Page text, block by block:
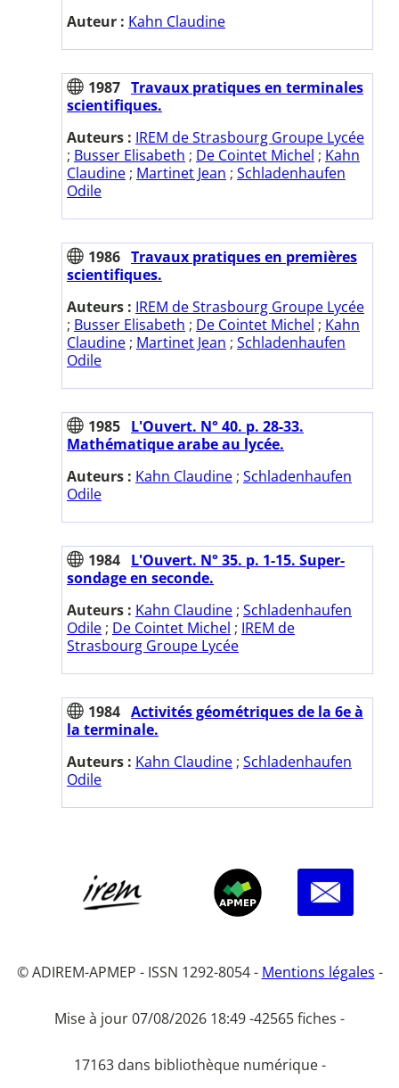
Auteur : Kahn Claudine
1987 Travaux pratiques en terminales
scientifiques.
Auteurs : IREM de Strasbourg Groupe Lycée
; Busser Elisabeth ; De Cointet Michel ; Kahn
Claudine ; Martinet Jean ; Schladenhaufen
Odile
1986 Travaux pratiques en premières
scientifiques.
Auteurs : IREM de Strasbourg Groupe Lycée
; Busser Elisabeth ; De Cointet Michel ; Kahn
Claudine ; Martinet Jean ; Schladenhaufen
Odile
1985 L'Ouvert. N° 40. p. 28-33.
Mathématique arabe au lycée.
Auteurs : Kahn Claudine ; Schladenhaufen
Odile
1984 L'Ouvert. N° 35. p. 1-15. Super-
sondage en seconde.
Auteurs : Kahn Claudine ; Schladenhaufen
Odile ; De Cointet Michel ; IREM de
Strasbourg Groupe Lycée
1984 Activités géométriques de la 6e à
la terminale.
Auteurs : Kahn Claudine ; Schladenhaufen
Odile
© ADIREM-APMEP - ISSN 1292-8054 - Mentions légales -
Mise à jour 07/08/2026 18:49 -42565 fiches -
17163 dans bibliothèque numérique -